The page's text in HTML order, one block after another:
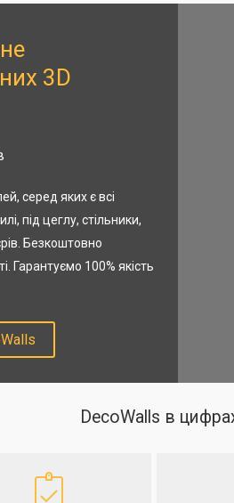
3D
серед яких є всі
під цеглу, стільники,
Безкоштовно
Гарантуємо 100% якість
DecoWalls в